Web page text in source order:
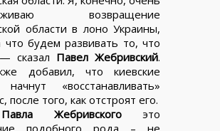
возвращение
области в лоно Украины,
что будем развивать то, что
сказал Павел Жебривский.
добавил, что киевские
начнут «восстанавливать»
после того, как отстроят его.
Павла Жебривскогоэто
подобного рода – не